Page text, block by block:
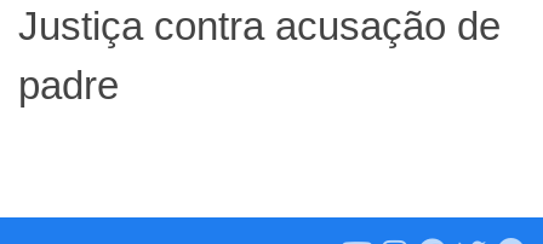
Justiça contra acusação de
padre